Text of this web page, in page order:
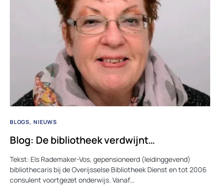
BLOGS NIEUWS
Blog: De bibliotheek verdwijnt…
Tekst: Els Rademaker-Vos, gepensioneerd (leidinggevend)
bibliothecaris bij de Overijsselse Bibliotheek Dienst en tot 2006
consulent voortgezet onderwijs. Vanaf…